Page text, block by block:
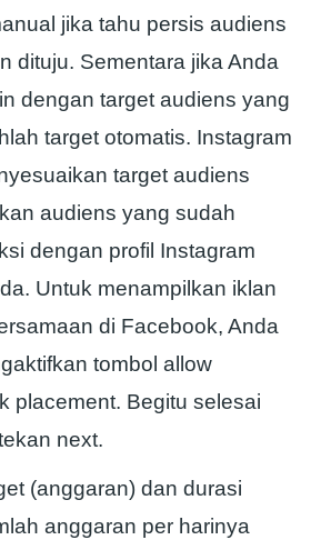
jika tahu persis audiens
dituju. Sementara jika Anda
dengan target audiens yang
target otomatis. Instagram
target audiens
audiens yang sudah
dengan profil Instagram
Untuk menampilkan iklan
di Facebook, Anda
tombol allow
placement. Begitu selesai
next.
(anggaran) dan durasi
anggaran per harinya